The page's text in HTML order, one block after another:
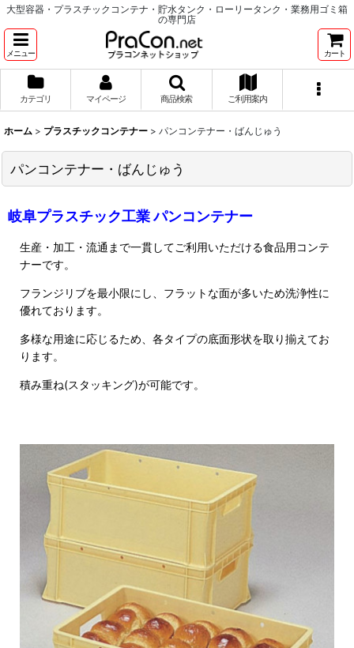
大型容器・プラスチックコンテナ・貯水タンク・ローリータンク・業務用ゴミ箱
の専門店
メニュー カート
カテゴリ マイページ 商品検索 ご利用案内
ホーム > プラスチックコンテナー > パンコンテナー・ばんじゅう
パンコンテナー・ばんじゅう
岐阜プラスチック工業 パンコンテナー
生産・加工・流通まで一貫してご利用いただける食品用コンテ
ナーです。
フランジリブを最小限にし、フラットな面が多いため洗浄性に
優れております。
多様な用途に応じるため、各タイプの底面形状を取り揃えてお
ります。
積み重ね(スタッキング)が可能です。